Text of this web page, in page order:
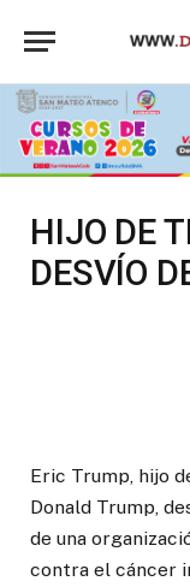
HIJO DE
DESVÍO
Eric Trump, hijo
Donald Trump,
de una
contra el cáncer